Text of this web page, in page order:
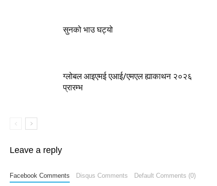
सुनको भाउ घट्याे
ग्लोबल आइएमई एआई/एमएल ह्याकाथन २०२६
प्रारम्भ
Leave a reply
Facebook Comments Disqus Comments Default Comments (0)